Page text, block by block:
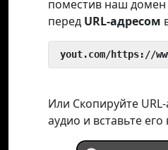
поместив наш
перед URL-адресом
yout.com/https://
Или Скопируйте
аудио и вставьте его